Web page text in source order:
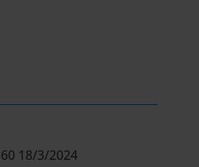
18/3/2024